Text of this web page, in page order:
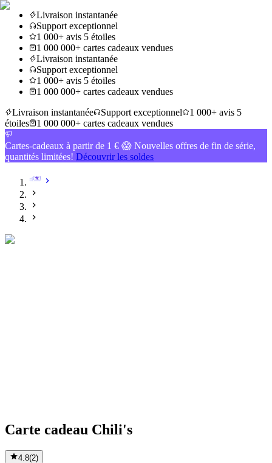
Livraison instantanée
Support exceptionnel
1 000+ avis 5 étoiles
1 000 000+ cartes cadeaux vendues
Livraison instantanée
Support exceptionnel
1 000+ avis 5 étoiles
1 000 000+ cartes cadeaux vendues
Livraison instantanée
Support exceptionnel
1 000+ avis 5
étoiles
1 000 000+ cartes cadeaux vendues
Cartes-cadeaux à partir de 1 € 😱 Nouvelles offres de fin de série,
quantités limitées! Découvrir les soldes
Carte cadeau Chili's
4.8(2)